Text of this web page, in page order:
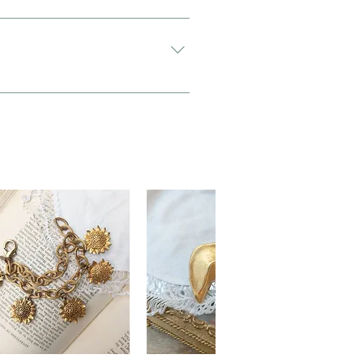
望”と入力をお願い致します。